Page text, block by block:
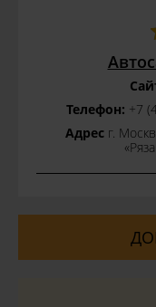
Телефон: +7
Адрес г.